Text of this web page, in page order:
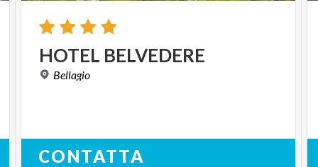
HOTEL BELVEDERE
Bellagio
CONTATTA